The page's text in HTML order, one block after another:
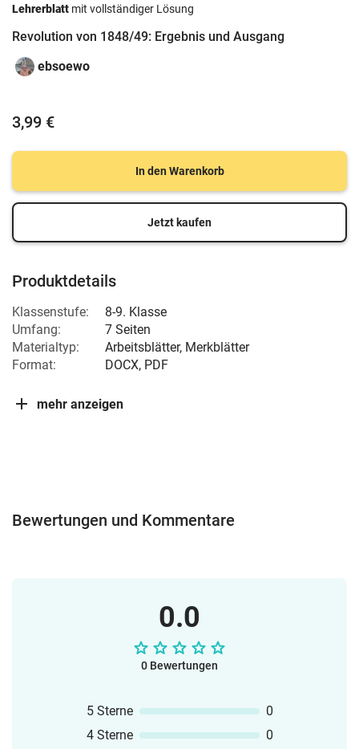
Lehrerblatt mit vollständiger Lösung
Revolution von 1848/49: Ergebnis und Ausgang
ebsoewo
3,99 €
In den Warenkorb
Jetzt kaufen
Produktdetails
Klassenstufe:
8-9. Klasse
Umfang:
7 Seiten
Materialtyp:
Arbeitsblätter, Merkblätter
Format:
DOCX, PDF
mehr anzeigen
Bewertungen und Kommentare
0.0
0 Bewertungen
5 Sterne
0
4 Sterne
0